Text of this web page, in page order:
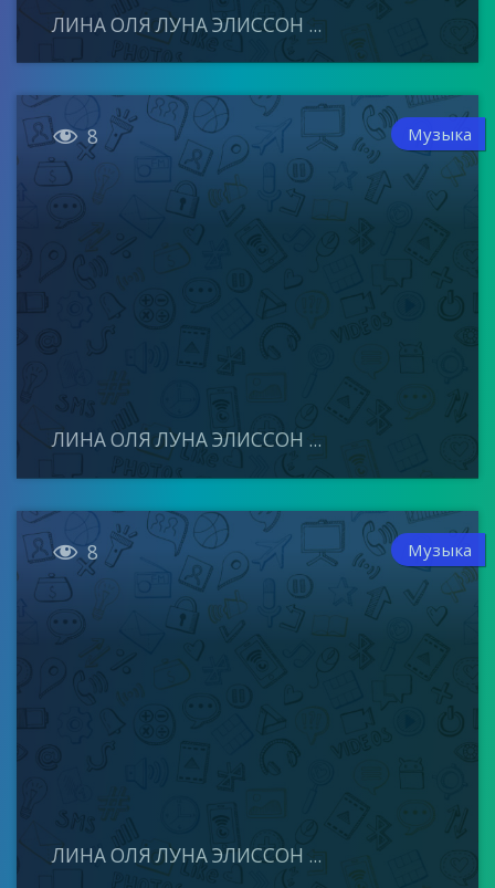
ЛИНА ОЛЯ ЛУНА ЭЛИССОН ...
 8 Музыка
ЛИНА ОЛЯ ЛУНА ЭЛИССОН ...
 8 Музыка
ЛИНА ОЛЯ ЛУНА ЭЛИССОН ...